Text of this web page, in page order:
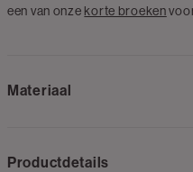
een van onze korte broeken
Materiaal
Productdetails